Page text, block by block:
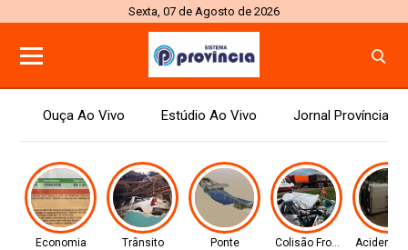
Sexta, 07 de Agosto de 2026
Ouça Ao Vivo Estúdio Ao Vivo Jornal Província
Economia Trânsito Ponte Colisão Frontal Acidente